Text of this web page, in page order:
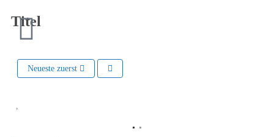
Titel
Neueste zuerst